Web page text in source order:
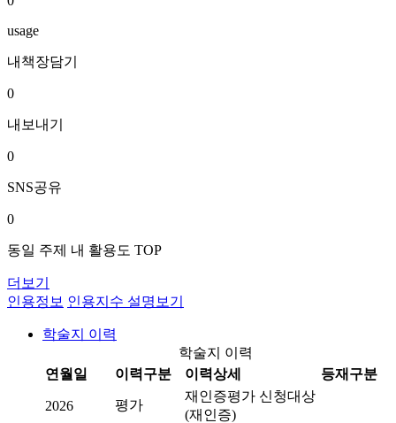
usage
내책장담기
0
내보내기
0
SNS공유
0
동일 주제 내 활용도 TOP
더보기
인용정보 인용지수 설명보기
학술지 이력
학술지 이력
연월일
이력구분 이력상세 등재구분
2026 평가
재인증평가 신청대상
(재인증)